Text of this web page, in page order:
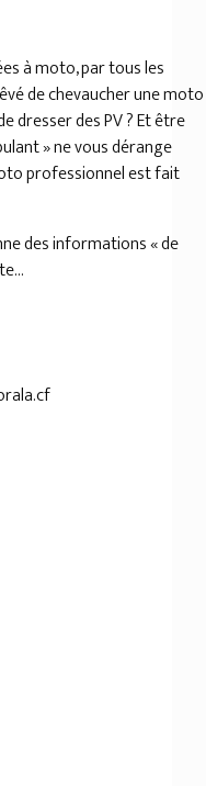
à moto, par tous les
de chevaucher une moto
dresser des PV ? Et être
» ne vous dérange
professionnel est fait
des informations « de